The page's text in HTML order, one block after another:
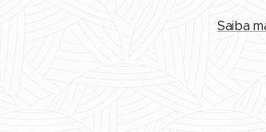
Saiba